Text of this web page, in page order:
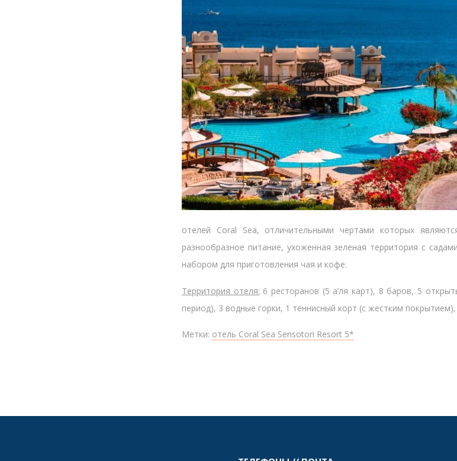
отелей Coral Sea, отличительными чертами которых
разнообразное питание, ухоженная зеленая территория с
набором для приготовления чая и кофе.
Территория отеля: 6 ресторанов (5 а’ля карт), 8 баров, 5
период), 3 водные горки, 1 теннисный корт (с жестким покрытием),
Метки: отель Coral Sea Sensotori Resort 5*